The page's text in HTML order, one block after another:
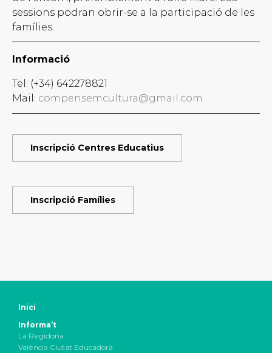
sessions podran obrir-se a la participació de les
famílies.
Informació
Tel: (+34) 642278821
Mail: compensemcultura@gmail.com
Inscripció Centres Educatius
Inscripció Famílies
Inici
Informa’t
La Regidoria
València Ciutat Educadora